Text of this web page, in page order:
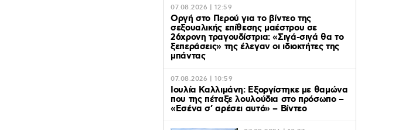
07.08.2026 | 12:59
Οργή στο Περού για το βίντεο της
σεξουαλικής επίθεσης μαέστρου σε
26χρονη τραγουδίστρια: «Σιγά-σιγά θα το
ξεπεράσεις» της έλεγαν οι ιδιοκτήτες της
μπάντας
07.08.2026 | 10:59
Ιουλία Καλλιμάνη: Εξοργίστηκε με θαμώνα
που της πέταξε λουλούδια στο πρόσωπο –
«Εσένα σ’ αρέσει αυτό» – Βίντεο